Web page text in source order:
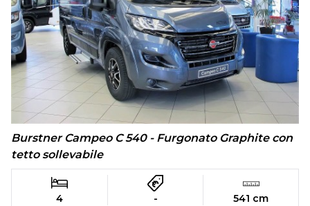
Burstner Campeo C 540 - Furgonato Graphite con
tetto sollevabile
4 - 541 cm